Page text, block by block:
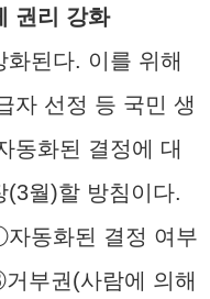
권리 강화
된다. 이를 위해
자 선정 등 국민 생
동화된 결정에 대
(3월)할 방침이다.
동화된 결정 여부
부권(사람에 의해